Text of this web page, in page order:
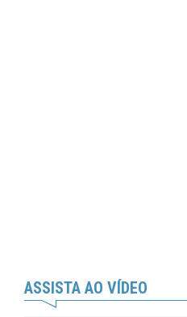
ASSISTA AO VÍDEO